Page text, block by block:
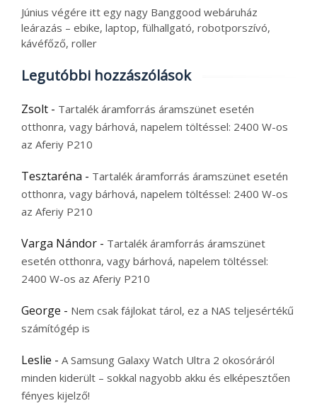
Június végére itt egy nagy Banggood webáruház
leárazás – ebike, laptop, fülhallgató, robotporszívó,
kávéfőző, roller
Legutóbbi hozzászólások
Zsolt - Tartalék áramforrás áramszünet esetén
otthonra, vagy bárhová, napelem töltéssel: 2400 W-os
az Aferiy P210
Tesztaréna - Tartalék áramforrás áramszünet esetén
otthonra, vagy bárhová, napelem töltéssel: 2400 W-os
az Aferiy P210
Varga Nándor - Tartalék áramforrás áramszünet
esetén otthonra, vagy bárhová, napelem töltéssel:
2400 W-os az Aferiy P210
George - Nem csak fájlokat tárol, ez a NAS teljesértékű
számítógép is
Leslie - A Samsung Galaxy Watch Ultra 2 okosóráról
minden kiderült – sokkal nagyobb akku és elképesztően
fényes kijelző!